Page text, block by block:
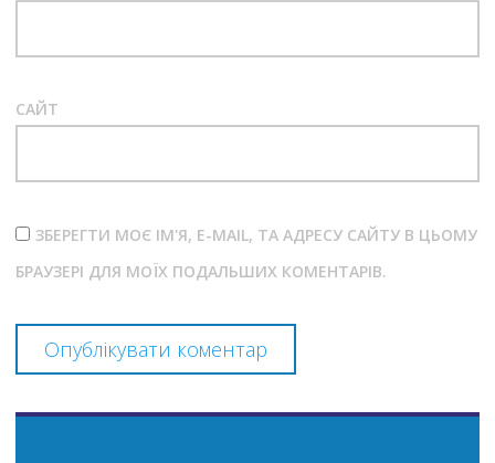
САЙТ
ЗБЕРЕГТИ МОЄ ІМ'Я, E-MAIL, ТА АДРЕСУ САЙТУ В ЦЬОМУ
БРАУЗЕРІ ДЛЯ МОЇХ ПОДАЛЬШИХ КОМЕНТАРІВ.